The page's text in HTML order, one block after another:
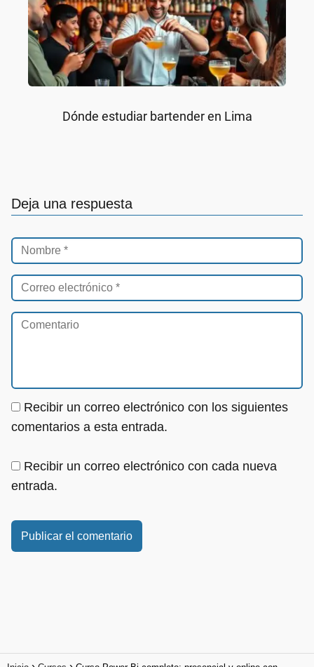
Dónde estudiar bartender en Lima
Deja una respuesta
Recibir un correo electrónico con los siguientes
comentarios a esta entrada.
Recibir un correo electrónico con cada nueva
entrada.